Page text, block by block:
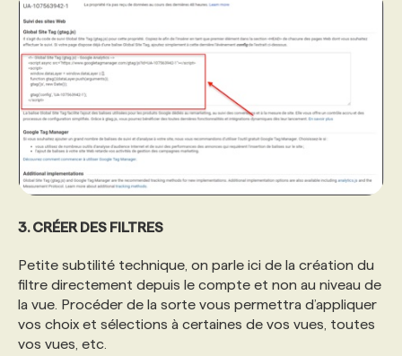
3. CRÉER DES FILTRES
Petite subtilité technique, on parle ici de la création du
filtre directement depuis le compte et non au niveau de
la vue. Procéder de la sorte vous permettra d’appliquer
vos choix et sélections à certaines de vos vues, toutes
vos vues, etc.